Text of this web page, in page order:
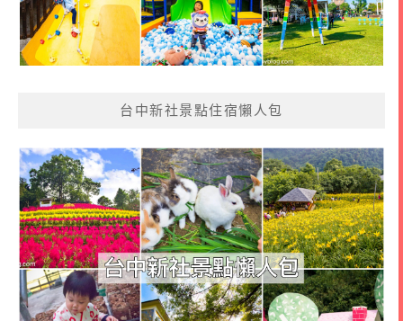
台中新社景點住宿懶人包